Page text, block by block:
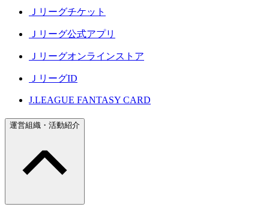
Ｊリーグチケット
Ｊリーグ公式アプリ
Ｊリーグオンラインストア
ＪリーグID
J.LEAGUE FANTASY CARD
運営組織・活動紹介